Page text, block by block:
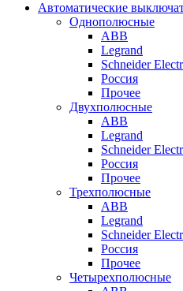
Автоматические
Однополюсные
ABB
Legrand
Schneider
Россия
Прочее
Двухполюсные
ABB
Legrand
Schneider
Россия
Прочее
Трехполюсные
ABB
Legrand
Schneider
Россия
Прочее
Четырехполюсные